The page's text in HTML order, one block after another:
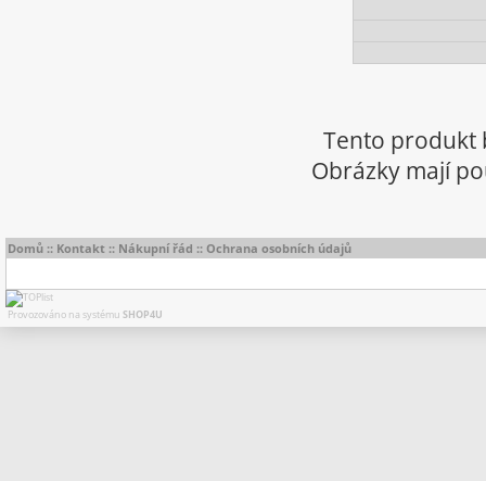
Tento produkt
Obrázky mají
Domů :: Kontakt :: Nákupní řád :: Ochrana osobních údajů
Provozováno na systému SHOP4U